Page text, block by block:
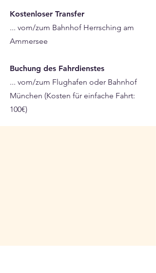
Kostenloser Transfer
... vom/zum Bahnhof Herrsching am
Ammersee
Buchung des Fahrdienstes
... vom/zum Flughafen oder Bahnhof
München (Kosten für einfache Fahrt:
100€)